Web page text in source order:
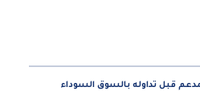
قبل تداوله بالسوق السوداء